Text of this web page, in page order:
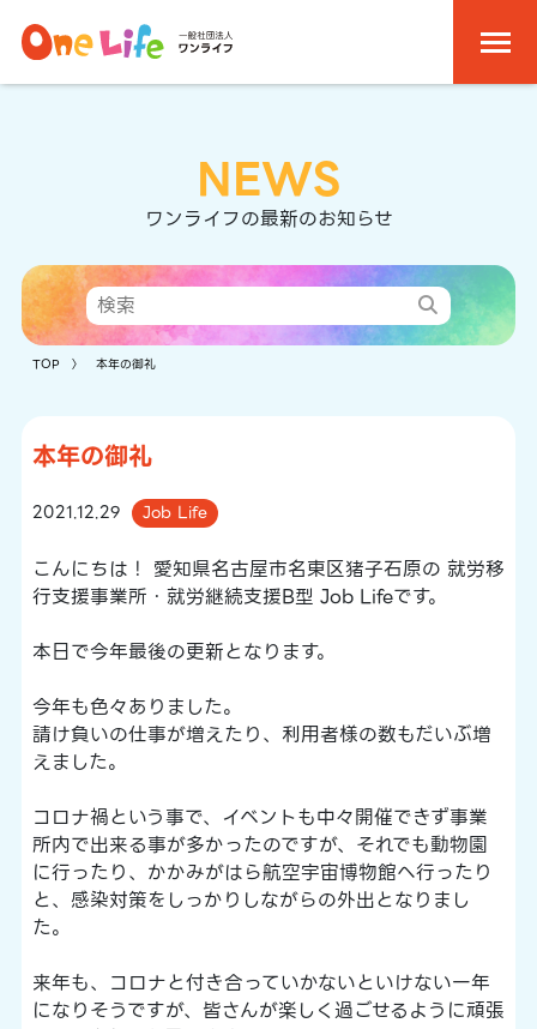
NEWS
ワンライフの最新のお知らせ
TOP 〉 本年の御礼
本年の御礼
2021.12.29 Job Life
こんにちは！ 愛知県名古屋市名東区猪子石原の 就労移
行支援事業所・就労継続支援B型 Job Lifeです。
本日で今年最後の更新となります。
今年も色々ありました。
請け負いの仕事が増えたり、利用者様の数もだいぶ増
えました。
コロナ禍という事で、イベントも中々開催できず事業
所内で出来る事が多かったのですが、それでも動物園
に行ったり、かかみがはら航空宇宙博物館へ行ったり
と、感染対策をしっかりしながらの外出となりまし
た。
来年も、コロナと付き合っていかないといけない一年
になりそうですが、皆さんが楽しく過ごせるように頑張